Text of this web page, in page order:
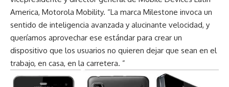
America, Motorola Mobility. “La marca Milestone invoca un
sentido de inteligencia avanzada y alucinante velocidad, y
queríamos aprovechar ese estándar para crear un
dispositivo que los usuarios no quieren dejar que sean en el
trabajo, en casa, en la carretera. ”